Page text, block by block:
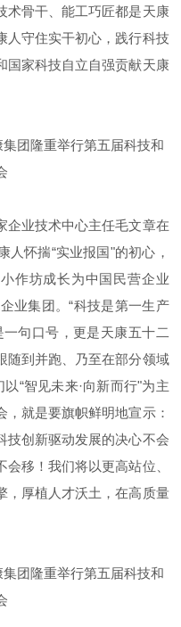
术骨干、能工巧匠都是天康
人守住实干初心，践行科技
国家科技自立自强贡献天康
企业技术中心主任毛文章在
怀揣“实业报国"的初心，
作坊成长为中国民营企业
业集团。“科技是第一生产
句口号，更是天康五十二
随到并跑、乃至在部分领域
“智见未来·向新而行"为主
就是要旗帜鲜明地宣示：
技创新驱动发展的决心不会
移！我们将以更高站位、
，厚植人才沃土，在高质量